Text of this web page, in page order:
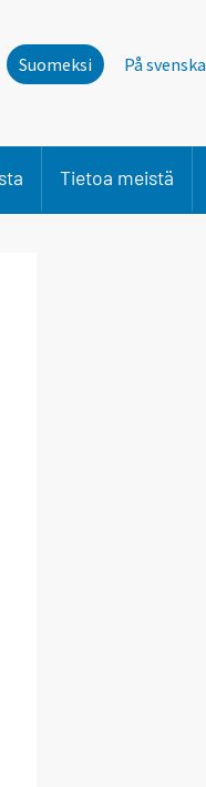
Suomeksi På svenska
Tietoa meistä